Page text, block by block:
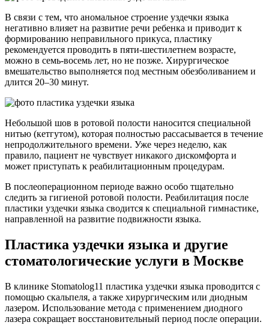
В связи с тем, что аномальное строение уздечки языка
негативно влияет на развитие речи ребенка и приводит к
формированию неправильного прикуса, пластику
рекомендуется проводить в пяти-шестилетнем возрасте,
можно в семь-восемь лет, но не позже. Хирургическое
вмешательство выполняется под местным обезболиванием и
длится 20–30 минут.
Небольшой шов в ротовой полости наносится специальной
нитью (кетгутом), которая полностью рассасывается в течение
непродолжительного времени. Уже через неделю, как
правило, пациент не чувствует никакого дискомфорта и
может приступать к реабилитационным процедурам.
В послеоперационном периоде важно особо тщательно
следить за гигиеной ротовой полости. Реабилитация после
пластики уздечки языка сводится к специальной гимнастике,
направленной на развитие подвижности языка.
Пластика уздечки языка и другие
стоматологические услуги в Москве
В клинике Stomatolog11 пластика уздечки языка проводится с
помощью скальпеля, а также хирургическим или диодным
лазером. Использование метода с применением диодного
лазера сокращает восстановительный период после операции.